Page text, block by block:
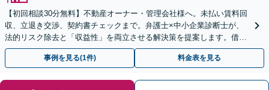
【初回相談30分無料】不動産オーナー・管理会社様へ。未払い賃料回
収、立退き交渉、契約書チェックまで。弁護士×中小企業診断士が、
法的リスク除去と「収益性」を両立させる解決策を提案します。借り
る側のトラブルも対応可能。
事例を見る(1件) 料金表を見る